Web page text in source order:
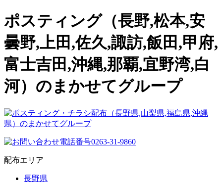
ポスティング（長野,松本,安
曇野,上田,佐久,諏訪,飯田,甲府,
富士吉田,沖縄,那覇,宜野湾,白
河）のまかせてグループ
配布エリア
長野県